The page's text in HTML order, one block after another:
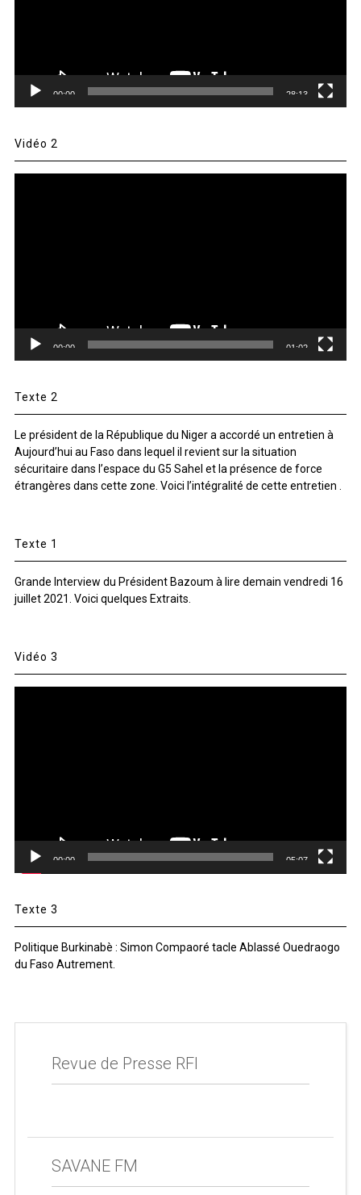
00:00 28:13
Vidéo 2
00:00 01:02
Texte 2
Le président de la République du Niger a accordé un entretien à
Aujourd’hui au Faso dans lequel il revient sur la situation
sécuritaire dans l’espace du G5 Sahel et la présence de force
étrangères dans cette zone. Voici l’intégralité de cette entretien .
Texte 1
Grande Interview du Président Bazoum à lire demain vendredi 16
juillet 2021. Voici quelques Extraits.
Vidéo 3
00:00 05:07
Texte 3
Politique Burkinabè : Simon Compaoré tacle Ablassé Ouedraogo
du Faso Autrement.
Revue de Presse RFI
SAVANE FM